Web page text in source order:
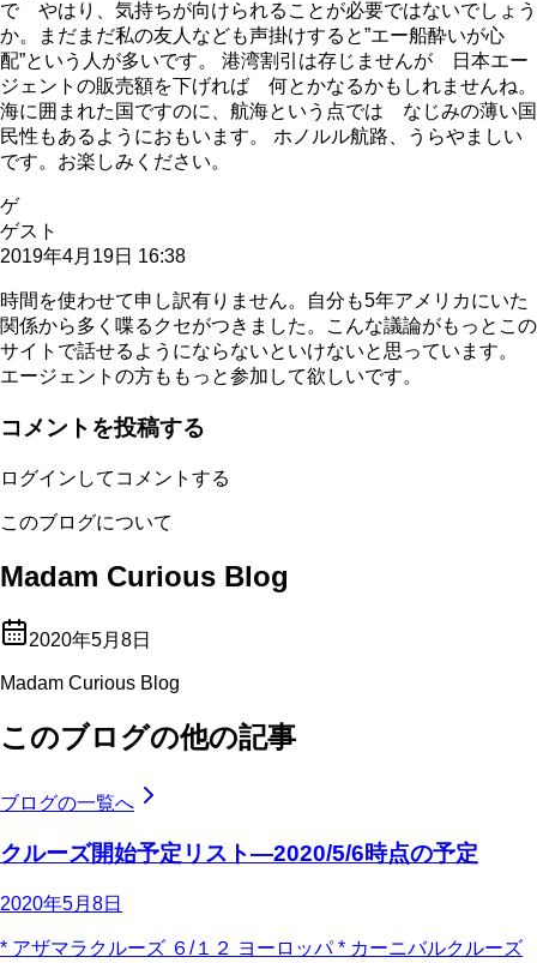
で やはり、気持ちが向けられることが必要ではないでしょう
か。まだまだ私の友人なども声掛けすると”エー船酔いが心
配”という人が多いです。 港湾割引は存じませんが 日本エー
ジェントの販売額を下げれば 何とかなるかもしれませんね。
海に囲まれた国ですのに、航海という点では なじみの薄い国
民性もあるようにおもいます。 ホノルル航路、うらやましい
です。お楽しみください。
ゲ
ゲスト
2019年4月19日 16:38
時間を使わせて申し訳有りません。自分も5年アメリカにいた
関係から多く喋るクセがつきました。こんな議論がもっとこの
サイトで話せるようにならないといけないと思っています。
エージェントの方ももっと参加して欲しいです。
コメントを投稿する
ログインしてコメントする
このブログについて
Madam Curious Blog
2020年5月8日
Madam Curious Blog
このブログの他の記事
ブログの一覧へ
クルーズ開始予定リスト―2020/5/6時点の予定
2020年5月8日
* アザマラクルーズ ６/１２ ヨーロッパ * カーニバルクルーズ